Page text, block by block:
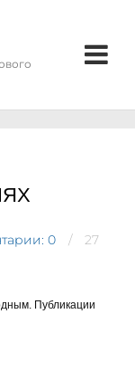
0
27
Публикации